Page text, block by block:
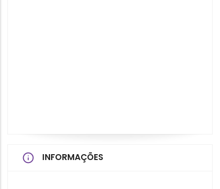
INFORMAÇÕES